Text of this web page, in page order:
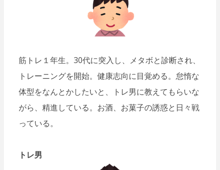
筋トレ１年生。30代に突入し、メタボと診断され、
トレーニングを開始。健康志向に目覚める。怠惰な
体型をなんとかしたいと、トレ男に教えてもらいな
がら、精進している。お酒、お菓子の誘惑と日々戦
っている。
トレ男